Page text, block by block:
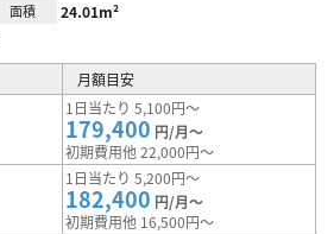
面積 24.01m²
月額目安
1日当たり 5,100円～
179,400 円/月～
初期費用他 22,000円～
1日当たり 5,200円～
182,400 円/月～
初期費用他 16,500円～